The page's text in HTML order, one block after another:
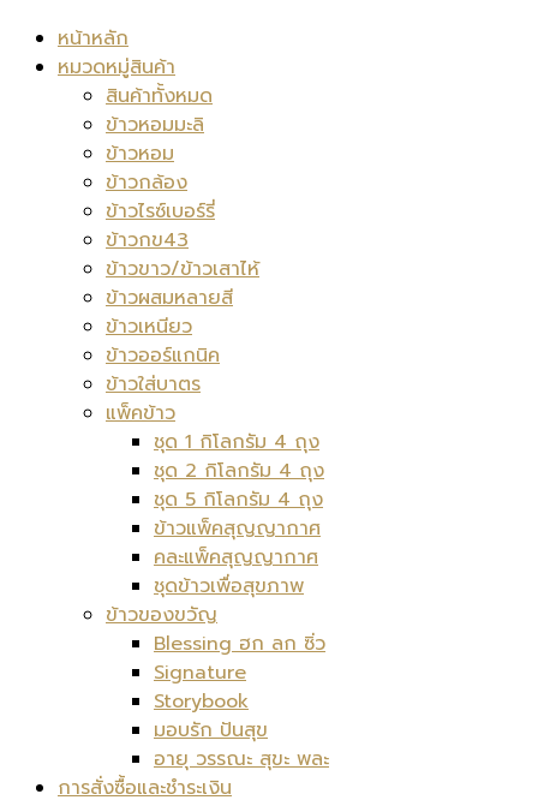
หน้าหลัก
หมวดหมู่สินค้า
สินค้าทั้งหมด
ข้าวหอมมะลิ
ข้าวหอม
ข้าวกล้อง
ข้าวไรซ์เบอร์รี่
ข้าวกข43
ข้าวขาว/ข้าวเสาไห้
ข้าวผสมหลายสี
ข้าวเหนียว
ข้าวออร์แกนิค
ข้าวใส่บาตร
แพ็คข้าว
ชุด 1 กิโลกรัม 4 ถุง
ชุด 2 กิโลกรัม 4 ถุง
ชุด 5 กิโลกรัม 4 ถุง
ข้าวแพ็คสุญญากาศ
คละแพ็คสุญญากาศ
ชุดข้าวเพื่อสุขภาพ
ข้าวของขวัญ
Blessing ฮก ลก ซิ่ว
Signature
Storybook
มอบรัก ปันสุข
อายุ วรรณะ สุขะ พละ
การสั่งซื้อและชำระเงิน